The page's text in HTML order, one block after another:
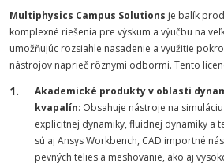
Multiphysics Campus Solutions je balík
komplexné riešenia pre výskum a výučbu na
umožňujúc rozsiahle nasadenie a využitie
nástrojov naprieč rôznymi odbormi. Tento
Akademické produkty v oblasti
kvapalín: Obsahuje nástroje na
explicitnej dynamiky, fluidnej dynamiky a
sú aj Ansys Workbench, CAD importné
pevných telies a meshovanie, ako aj